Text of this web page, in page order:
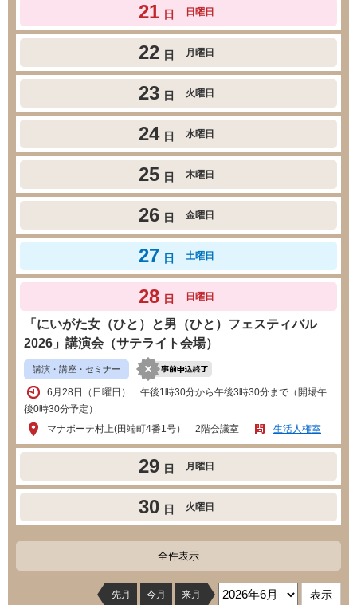
21 日 日曜日
22 日 月曜日
23 日 火曜日
24 日 水曜日
25 日 木曜日
26 日 金曜日
27 日 土曜日
28 日 日曜日
「にいがた女（ひと）と男（ひと）フェスティバル
2026」講演会（サテライト会場）
講演・講座・セミナー
6月28日（日曜日） 午後1時30分から午後3時30分まで（開場午
後0時30分予定）
マナボーテ村上(田端町4番1号） 2階会議室
生活人権室
29 日 月曜日
30 日 火曜日
全件表示
先月 今月 来月